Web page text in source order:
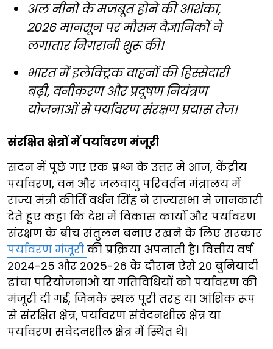
अल नीनो के मजबूत होने की आशंका,
2026 मानसून पर मौसम वैज्ञानिकों ने
लगातार निगरानी शुरू की।
भारत में इलेक्ट्रिक वाहनों की हिस्सेदारी
बढ़ी, वनीकरण और प्रदूषण नियंत्रण
योजनाओं से पर्यावरण संरक्षण प्रयास तेज।
संरक्षित क्षेत्रों में पर्यावरण मंजूरी
सदन में पूछे गए एक प्रश्न के उत्तर में आज, केंद्रीय
पर्यावरण, वन और जलवायु परिवर्तन मंत्रालय में
राज्य मंत्री कीर्ति वर्धन सिंह ने राज्यसभा में जानकारी
देते हुए कहा कि देश में विकास कार्यों और पर्यावरण
संरक्षण के बीच संतुलन बनाए रखने के लिए सरकार
पर्यावरण मंजूरी की प्रक्रिया अपनाती है। वित्तीय वर्ष
2024-25 और 2025-26 के दौरान ऐसे 20 बुनियादी
ढांचा परियोजनाओं या गतिविधियों को पर्यावरण की
मंजूरी दी गई, जिनके स्थल पूरी तरह या आंशिक रूप
से संरक्षित क्षेत्र, पर्यावरण संवेदनशील क्षेत्र या
पर्यावरण संवेदनशील क्षेत्र में स्थित थे।